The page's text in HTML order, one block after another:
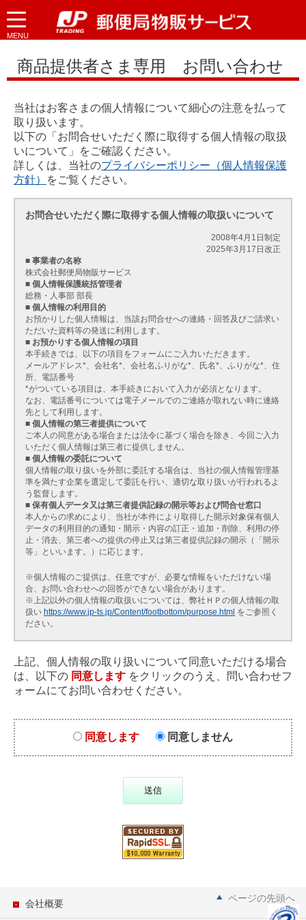
MENU
商品提供者さま専用 お問い合わせ
当社はお客さまの個人情報について細心の注意を払って
取り扱います。
以下の「お問合せいただく際に取得する個人情報の取扱
いについて」をご確認ください。
詳しくは、当社のプライバシーポリシー（個人情報保護
方針）
をご覧ください。
お問合せいただく際に取得する個人情報の取扱いについて
2008年4月1日制定
2025年3月17日改正
■ 事業者の名称
株式会社郵便局物販サービス
■ 個人情報保護統括管理者
総務・人事部 部長
■ 個人情報の利用目的
お預かりした個人情報は、当該お問合せへの連絡・回答及びご請求い
ただいた資料等の発送に利用します。
■ お預かりする個人情報の項目
本手続きでは、以下の項目をフォームにご入力いただきます。
メールアドレス*、会社名*、会社名ふりがな*、氏名*、ふりがな*、住
所、電話番号
*がついている項目は、本手続きにおいて入力が必須となります。
なお、電話番号については電子メールでのご連絡が取れない時に連絡
先として利用します。
■ 個人情報の第三者提供について
ご本人の同意がある場合または法令に基づく場合を除き、今回ご入力
いただく個人情報は第三者に提供しません。
■ 個人情報の委託について
個人情報の取り扱いを外部に委託する場合は、当社の個人情報管理基
準を満たす企業を選定して委託を行い、適切な取り扱いが行われるよ
う監督します。
■ 保有個人データ又は第三者提供記録の開示等および問合せ窓口
本人からの求めにより、当社が本件により取得した開示対象保有個人
データの利用目的の通知・開示・内容の訂正・追加・削除、利用の停
止・消去、第三者への提供の停止又は第三者提供記録の開示（「開示
等」といいます。）に応じます。
※個人情報のご提供は、任意ですが、必要な情報をいただけない場
合、お問い合わせへの回答ができない場合があります。
※上記以外の個人情報の取扱いについては、弊社ＨＰの個人情報の取
扱い https://www.jp-ts.jp/Content/footbottom/purpose.html をご参照く
ださい。
上記、個人情報の取り扱いについて同意いただける場合
は、以下の 同意します をクリックのうえ、問い合わせフ
ォームにてお問い合わせください。
同意します 同意しません
送信
会社概要 ページの先頭へ